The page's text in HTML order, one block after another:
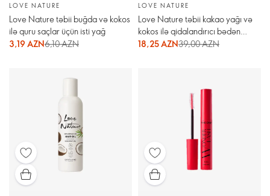
LOVE NATURE
Love Nature təbii buğda və kokos
ilə quru saçlar üçün isti yağ
3,19 AZN6,10 AZN
LOVE NATURE
Love Nature təbii kakao yağı və
kokos ilə qidalandırıcı bədən
losyonu
18,25 AZN39,00 AZN